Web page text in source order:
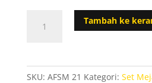
Meja
Tambah ke
SKU: AFSM 21 Kategori: Set